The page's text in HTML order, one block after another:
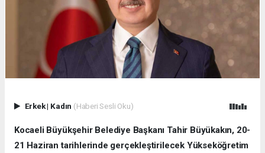
Erkek| Kadın (Haberi Sesli Oku)
Kocaeli Büyükşehir Belediye Başkanı Tahir Büyükakın, 20-
21 Haziran tarihlerinde gerçekleştirilecek Yükseköğretim